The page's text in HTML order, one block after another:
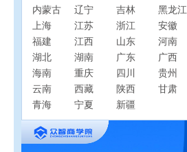
内蒙古
辽宁 吉林
黑龙江
上海
江苏 浙江
安徽
福建
江西 山东
河南
湖北
湖南 广东
广西
海南
重庆 四川
贵州
云南
西藏 陕西
甘肃
青海
宁夏 新疆